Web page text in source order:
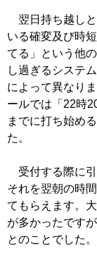
翌日持ち越しと
いる確変及び時
てる」という他
し過ぎるシステ
によって異なり
ールでは「22時
までに打ち始め
た。
受付する際に引
それを翌朝の時
てもらえます。
が多かったです
とのことでした。